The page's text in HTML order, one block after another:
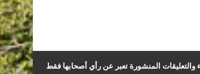
والتعليقات المنشورة تعبر عن رأي أصحابها فقط